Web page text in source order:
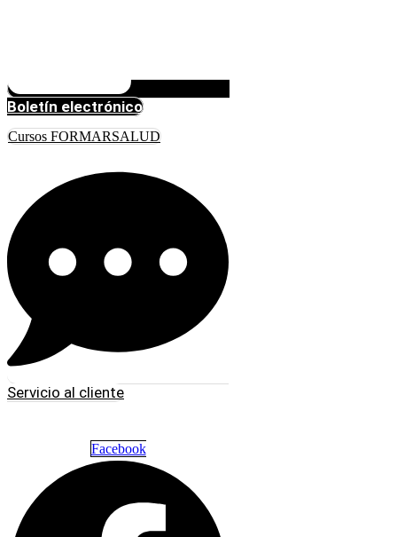
Boletín electrónico
Cursos FORMARSALUD
Servicio al cliente
Facebook